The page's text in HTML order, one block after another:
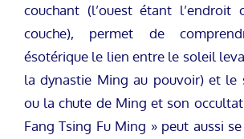
couchant (l’ouest étant
couche), permet de
ésotérique le lien entre le soleil
la dynastie Ming au pouvoir) et le
ou la chute de Ming et son
Fang Tsing Fu Ming » peut aussi